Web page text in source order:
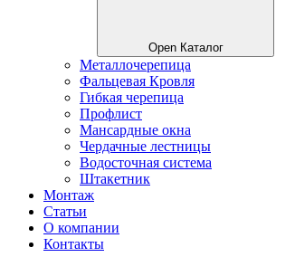
Open Каталог
Металлочерепица
Фальцевая Кровля
Гибкая черепица
Профлист
Мансардные окна
Чердачные лестницы
Водосточная система
Штакетник
Монтаж
Статьи
О компании
Контакты